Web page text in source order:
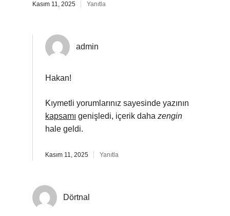
Kasım 11, 2025 Yanıtla
admin
Hakan!
Kıymetli yorumlarınız sayesinde yazının
kapsamı genişledi, içerik daha zengin
hale geldi.
Kasım 11, 2025 Yanıtla
Dörtnal